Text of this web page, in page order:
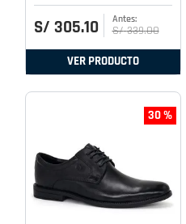
S/ 305.10 S/ 339.00
VER PRODUCTO
30 %